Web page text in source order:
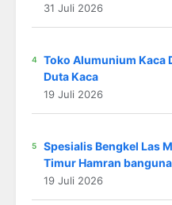
31 Juli 2026
Toko Alumunium Kaca
Duta Kaca
19 Juli 2026
Spesialis Bengkel Las
Timur Hamran
19 Juli 2026